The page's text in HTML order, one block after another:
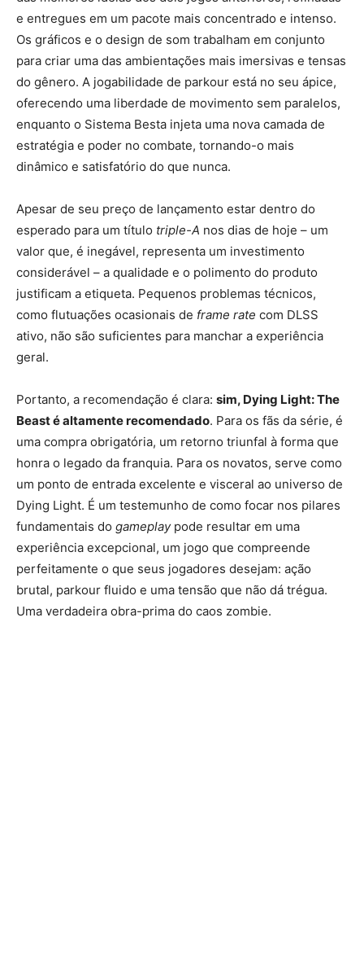
e entregues em um pacote mais concentrado e intenso.
Os gráficos e o design de som trabalham em conjunto
para criar uma das ambientações mais imersivas e tensas
do gênero. A jogabilidade de parkour está no seu ápice,
oferecendo uma liberdade de movimento sem paralelos,
enquanto o Sistema Besta injeta uma nova camada de
estratégia e poder no combate, tornando-o mais
dinâmico e satisfatório do que nunca.
Apesar de seu preço de lançamento estar dentro do
esperado para um título triple-A nos dias de hoje – um
valor que, é inegável, representa um investimento
considerável – a qualidade e o polimento do produto
justificam a etiqueta. Pequenos problemas técnicos,
como flutuações ocasionais de frame rate com DLSS
ativo, não são suficientes para manchar a experiência
geral.
Portanto, a recomendação é clara: sim, Dying Light: The
Beast é altamente recomendado. Para os fãs da série, é
uma compra obrigatória, um retorno triunfal à forma que
honra o legado da franquia. Para os novatos, serve como
um ponto de entrada excelente e visceral ao universo de
Dying Light. É um testemunho de como focar nos pilares
fundamentais do gameplaypode resultar em uma
experiência excepcional, um jogo que compreende
perfeitamente o que seus jogadores desejam: ação
brutal, parkour fluido e uma tensão que não dá trégua.
Uma verdadeira obra-prima do caos zombie.